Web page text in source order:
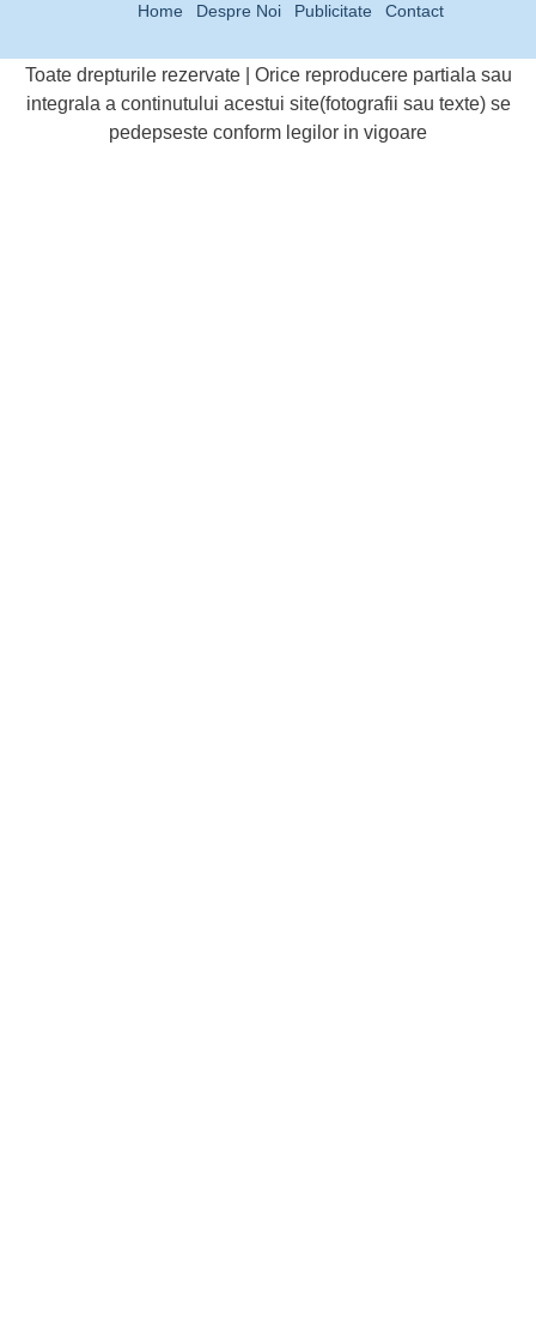
Home Despre Noi Publicitate Contact
Toate drepturile rezervate | Orice reproducere partiala sau
integrala a continutului acestui site(fotografii sau texte) se
pedepseste conform legilor in vigoare